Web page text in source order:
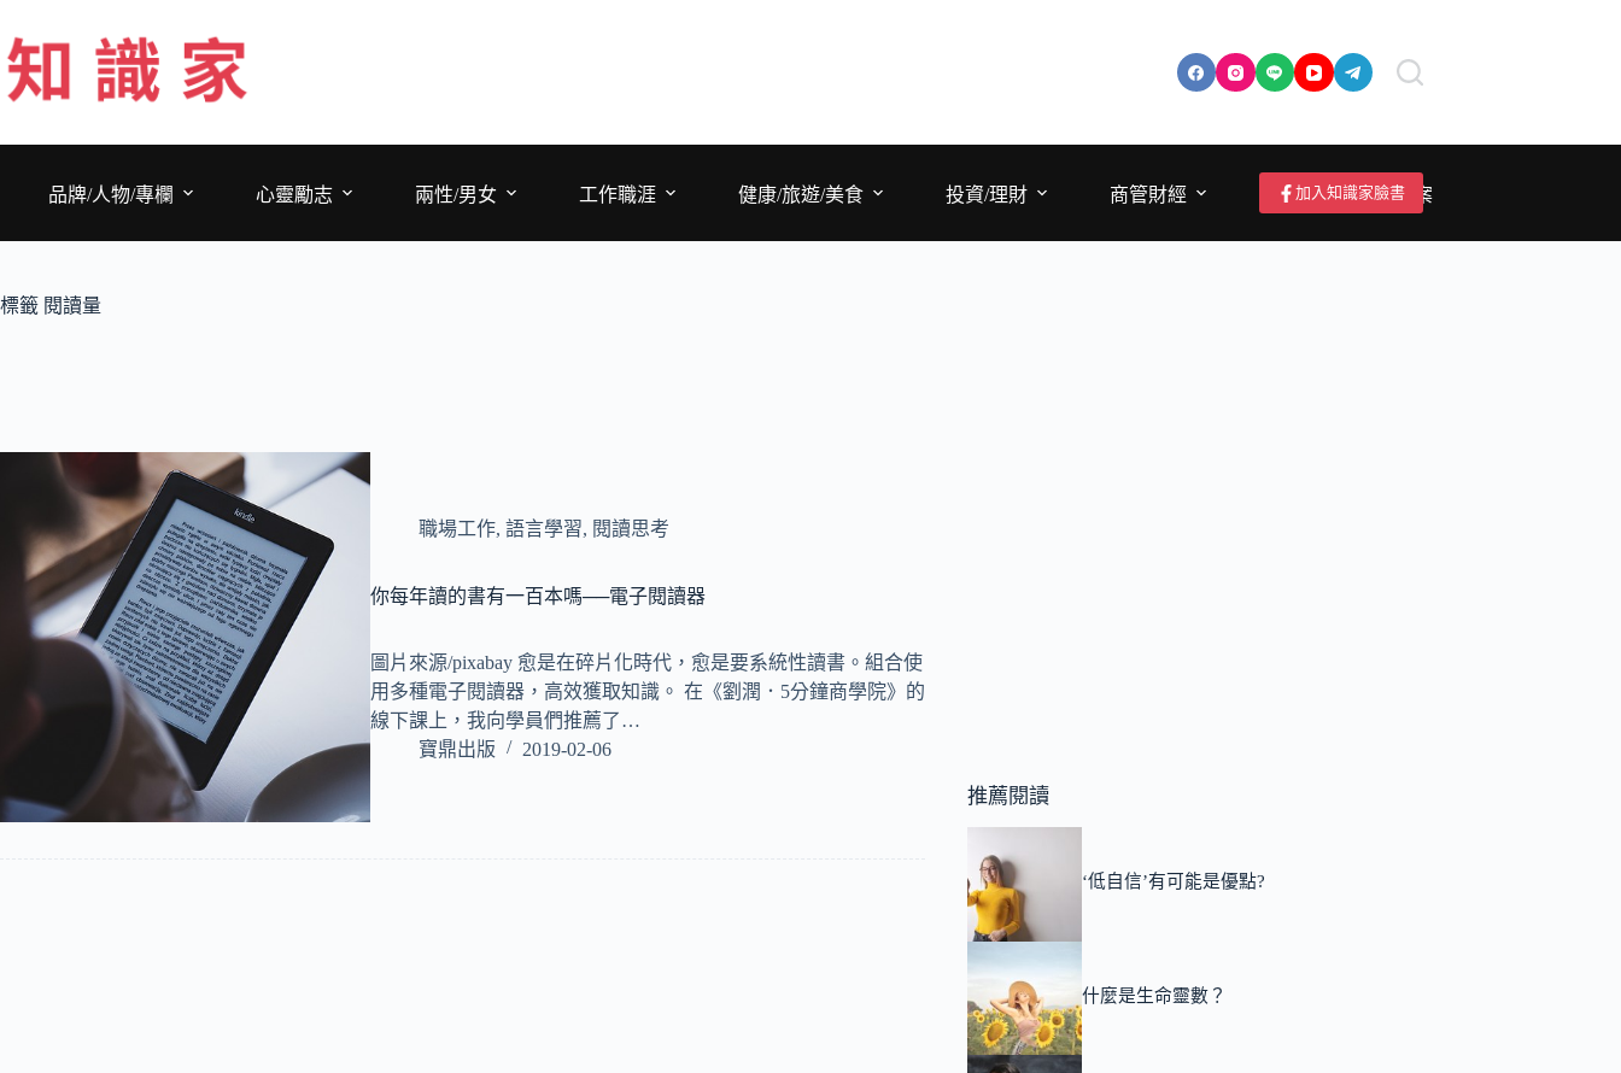
至
主
要
品牌/人物/專欄
心靈勵志 兩性/男女 工作職涯 健康/旅遊/美食 投資/理財 商管財經 成為作者/投稿/提案
加入知識家臉書
標籤 閱讀量
職場工作, 語言學習, 閱讀思考
你每年讀的書有一百本嗎──電子閱讀器
圖片來源/pixabay 愈是在碎片化時代，愈是要系統性讀書。組合使
用多種電子閱讀器，高效獲取知識。 在《劉潤．5分鐘商學院》的
線下課上，我向學員們推薦了…
寶鼎出版
2019-02-06
推薦閱讀
‘低自信’有可能是優點?
什麼是生命靈數？